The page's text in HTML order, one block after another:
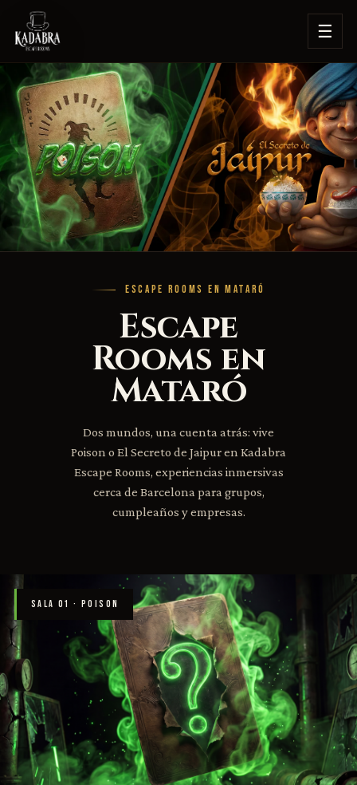
☰
ESCAPE ROOMS EN MATARÓ
Escape
Rooms en
Mataró
Dos mundos, una cuenta atrás: vive
Poison o El Secreto de Jaipur en Kadabra
Escape Rooms, experiencias inmersivas
cerca de Barcelona para grupos,
cumpleaños y empresas.
SALA 01 · POISON